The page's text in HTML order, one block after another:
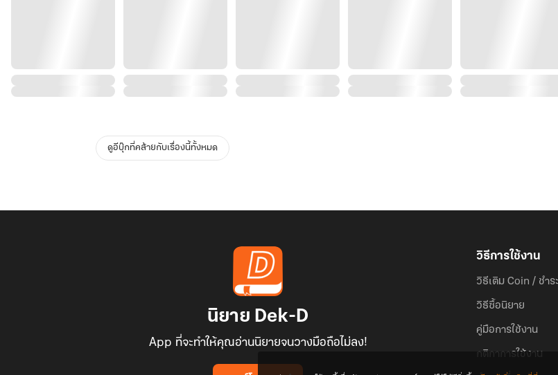
ดูอีบุ๊กที่คล้ายกับเรื่องนี้ทั้งหมด
นิยาย Dek-D
App ที่จะทำให้คุณอ่านนิยายจนวางมือถือไม่ลง!
วิธีการใช้งาน
วิธีเติม Coin / ชำร
วิธีซื้อนิยาย
คู่มือการใช้งาน
กติกาการใช้งาน